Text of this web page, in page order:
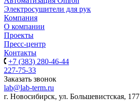
Электросушители для рук
Компания
О компании
Проекты
Пресс-центр
Контакты
+7 (383) 280-46-44
227-75-33
Заказать звонок
lab@lab-term.ru
г. Новосибирск, ул. Большевистская, 177